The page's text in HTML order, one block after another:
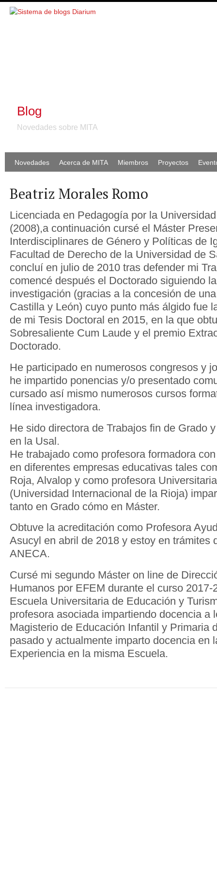
Blog
Novedades sobre MITA
Novedades Acerca de MITA Miembros Proyectos
Beatriz Morales Romo
Licenciada en Pedagogía por la
(2008),a continuación cursé el Máster
Interdisciplinares de Género y Políticas de
Facultad de Derecho de la Universidad de
concluí en julio de 2010 tras defender mi
comencé después el Doctorado siguiendo
investigación (gracias a la concesión de
Castilla y León) cuyo punto más álgido fue
de mi Tesis Doctoral en 2015, en la que
Sobresaliente Cum Laude y el premio
Doctorado.
He participado en numerosos congresos y
he impartido ponencias y/o presentado
cursado así mismo numerosos cursos
línea investigadora.
He sido directora de Trabajos fin de Grado
en la Usal.
He trabajado como profesora formadora
en diferentes empresas educativas tales
Roja, Alvalop y como profesora
(Universidad Internacional de la Rioja)
tanto en Grado cómo en Máster.
Obtuve la acreditación como Profesora
Asucyl en abril de 2018 y estoy en trámites
ANECA.
Cursé mi segundo Máster on line de
Humanos por EFEM durante el curso 2017-
Escuela Universitaria de Educación y
profesora asociada impartiendo docencia a
Magisterio de Educación Infantil y Primaria
pasado y actualmente imparto docencia en
Experiencia en la misma Escuela.